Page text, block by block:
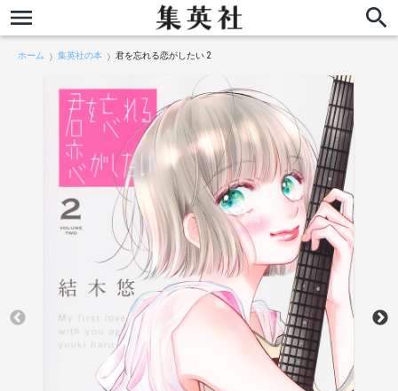
ホーム 集英社の本 君を忘れる恋がしたい 2